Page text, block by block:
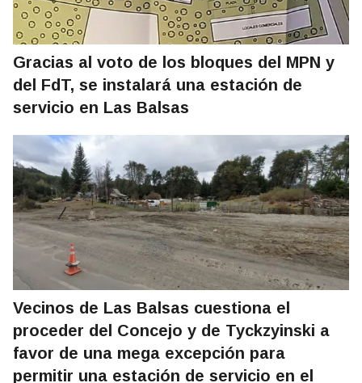
Gracias al voto de los bloques del MPN y
del FdT, se instalará una estación de
servicio en Las Balsas
Vecinos de Las Balsas cuestiona el
proceder del Concejo y de Tyckzyinski a
favor de una mega excepción para
permitir una estación de servicio en el